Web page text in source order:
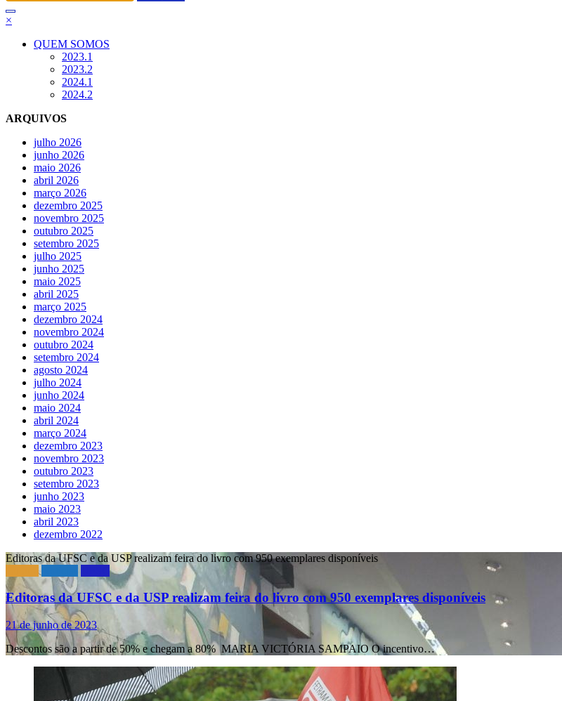
×
QUEM SOMOS
2023.1
2023.2
2024.1
2024.2
ARQUIVOS
julho 2026
junho 2026
maio 2026
abril 2026
março 2026
dezembro 2025
novembro 2025
outubro 2025
setembro 2025
julho 2025
junho 2025
maio 2025
abril 2025
março 2025
dezembro 2024
novembro 2024
outubro 2024
setembro 2024
agosto 2024
julho 2024
junho 2024
maio 2024
abril 2024
março 2024
dezembro 2023
novembro 2023
outubro 2023
setembro 2023
junho 2023
maio 2023
abril 2023
dezembro 2022
Editoras da UFSC e da USP realizam feira do livro com 950 exemplares disponíveis
Editoras da UFSC e da USP realizam feira do livro com 950 exemplares disponíveis
21 de junho de 2023
Descontos são a partir de 50% e chegam a 80% MARIA VICTÓRIA SAMPAIO O incentivo…